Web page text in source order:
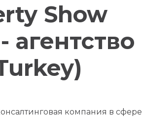
Show
агентство
компания в сфере